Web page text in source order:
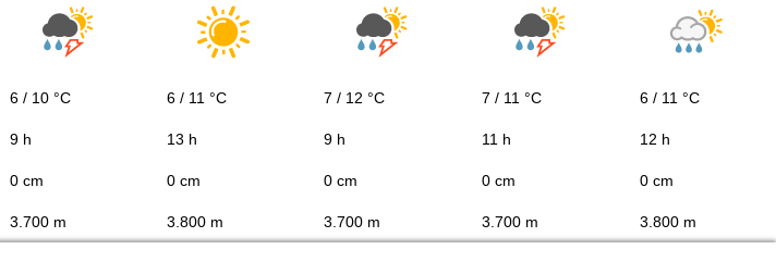
6 / 10 °C 6 / 11 °C 7 / 12 °C 7 / 11 °C 6 / 11 °C
9 h 13 h 9 h 11 h 12 h
0 cm 0 cm 0 cm 0 cm 0 cm
3.700 m 3.800 m 3.700 m 3.700 m 3.800 m